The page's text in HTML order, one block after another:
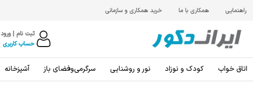
راهنمایی همکاری با ما خرید همکاری و سازمانی
ثبت نام | ورود
حساب کاربری
اتاق خواب کودک و نوزاد نور و روشنایی سرگرمی‌و‌فضای باز آشپزخانه